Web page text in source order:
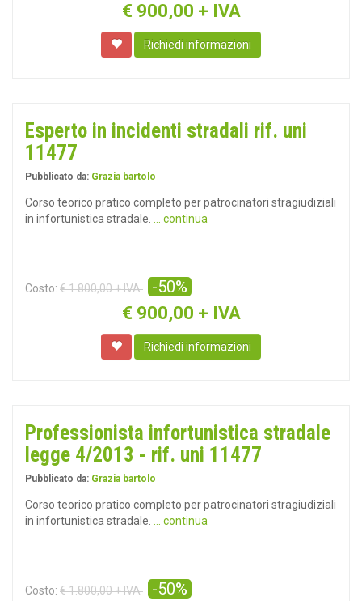
€ 900,00 + IVA
Richiedi informazioni
Esperto in incidenti stradali rif. uni
11477
Pubblicato da: Grazia bartolo
Corso teorico pratico completo per patrocinatori stragiudiziali
in infortunistica stradale.
... continua
Costo: € 1.800,00 + IVA -50%
€ 900,00 + IVA
Richiedi informazioni
Professionista infortunistica stradale
legge 4/2013 - rif. uni 11477
Pubblicato da: Grazia bartolo
Corso teorico pratico completo per patrocinatori stragiudiziali
in infortunistica stradale.
... continua
Costo: € 1.800,00 + IVA -50%